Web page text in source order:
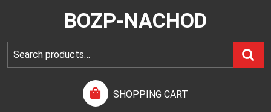
BOZP-NACHOD
SHOPPING CART